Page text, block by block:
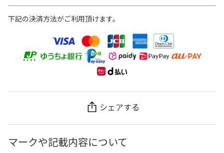
下記の決済方法がご利用頂けます。
シェアする
マークや記載内容について